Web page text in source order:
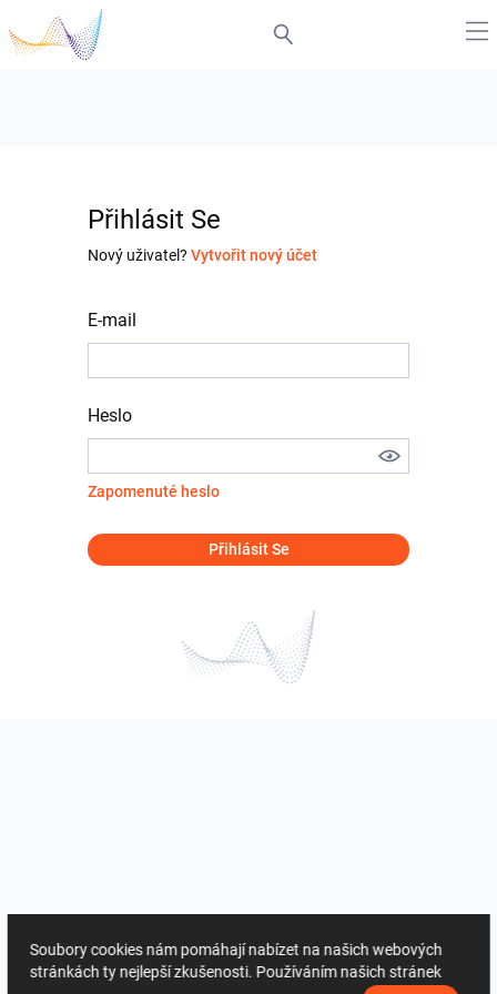
Přihlásit Se
Nový uživatel? Vytvořit nový účet
E-mail
Heslo
Zapomenuté heslo
Přihlásit Se
Soubory cookies nám pomáhají nabízet na našich webových
stránkách ty nejlepší zkušenosti. Používáním našich stránek